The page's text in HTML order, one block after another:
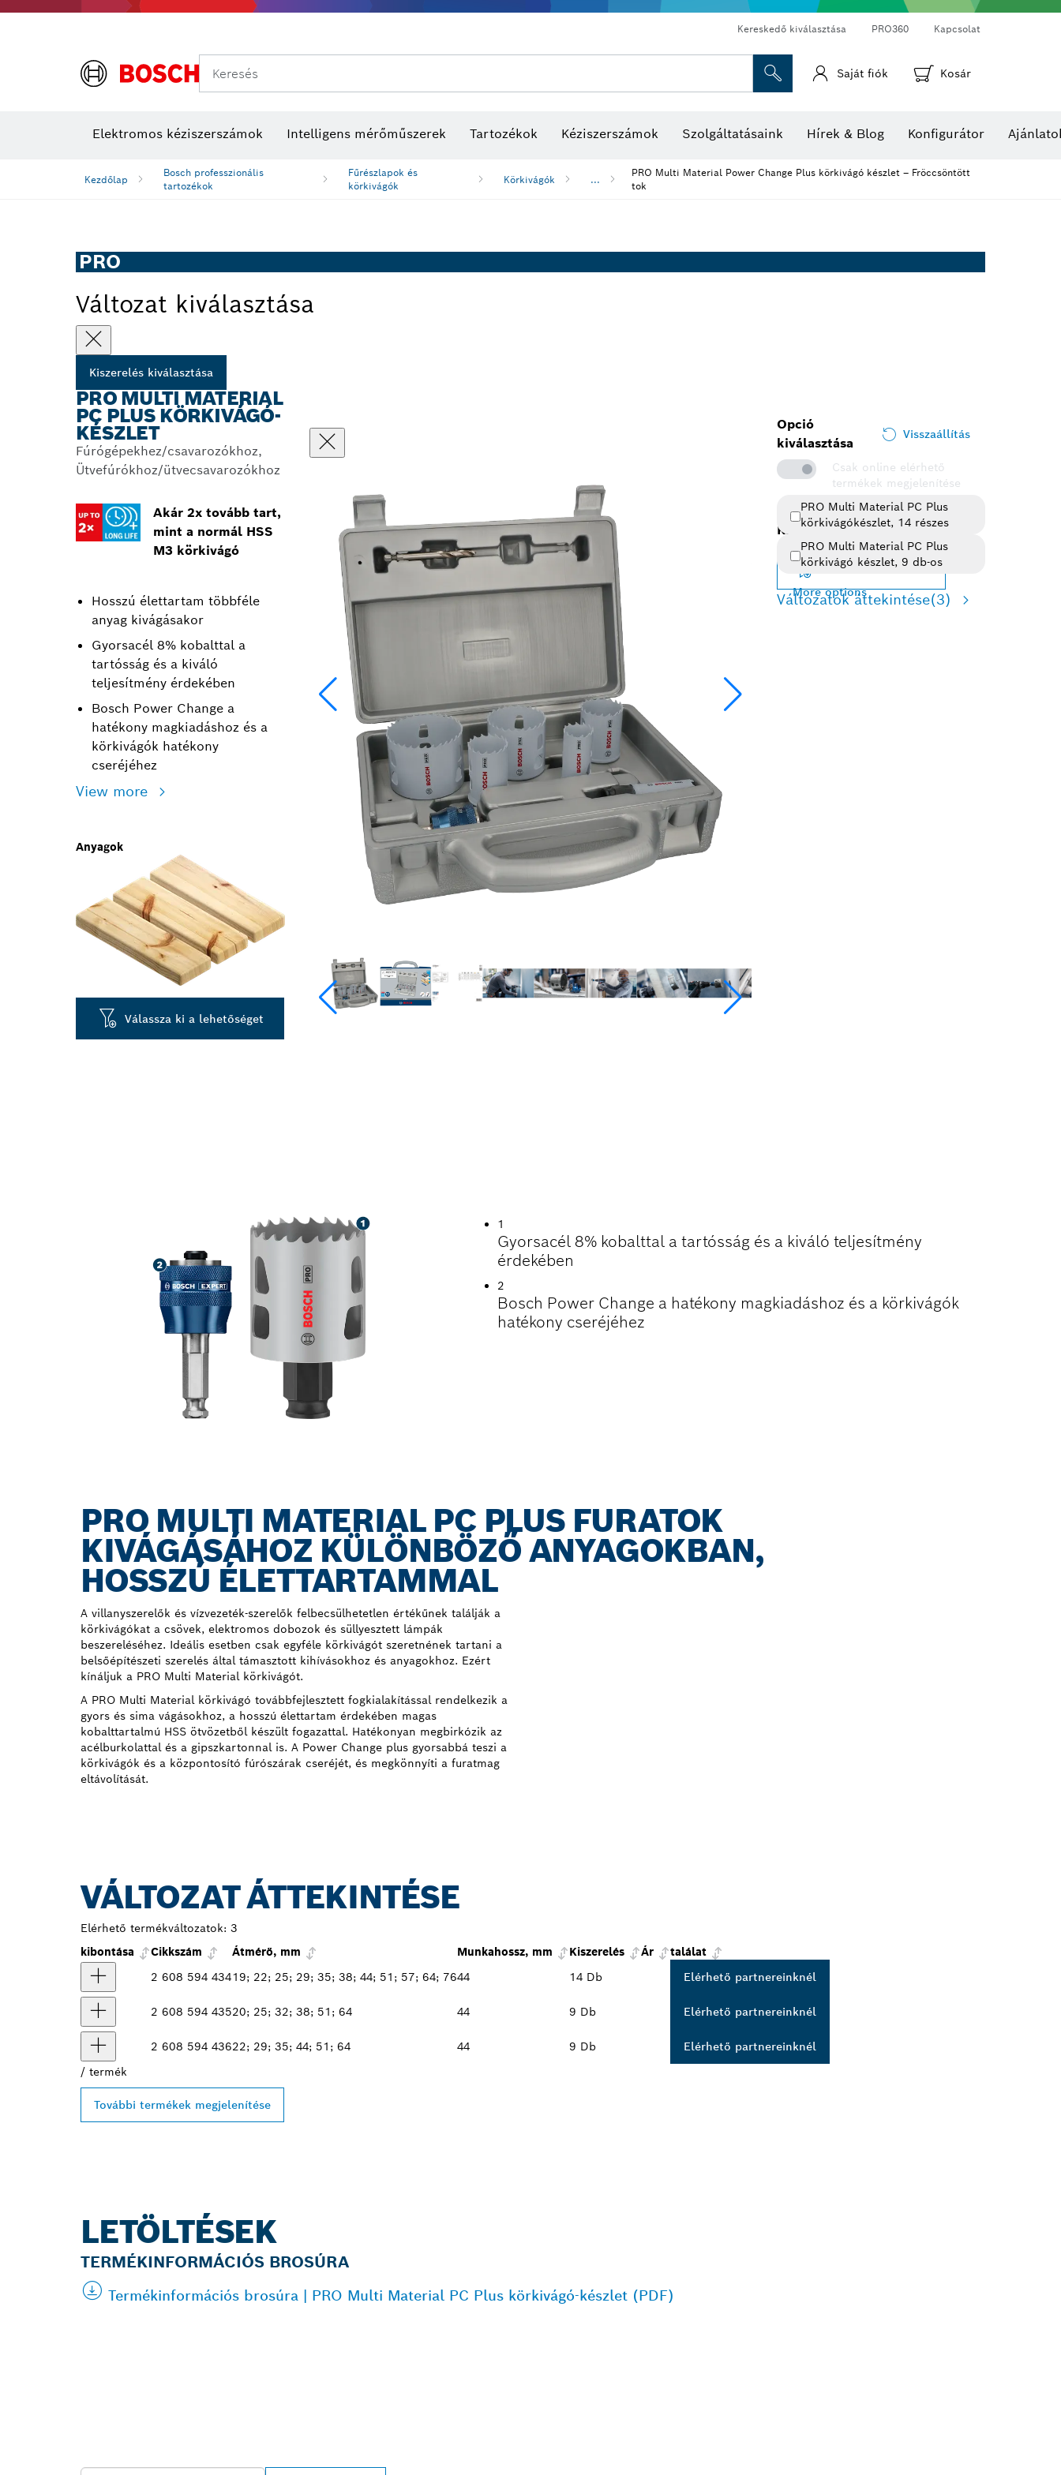
Kereskedő kiválasztása PRO360 Kapcsolat
Keresés Saját fiók Kosár
Elektromos kéziszerszámok Intelligens mérőműszerek Tartozékok Kéziszerszámok Szolgáltatásaink Hírek & Blog Konfigurátor
Kezdőlap
Bosch professzionális
tartozékok
Fűrészlapok és
körkivágók
Körkivágók ...
PRO Multi Material Power Change Plus körkivágó készlet – Fröccsöntött
tok
PRO
Változat kiválasztása
Kiszerelés kiválasztása
PRO MULTI MATERIAL
PC PLUS KÖRKIVÁGÓ-
KÉSZLET
Fúrógépekhez/csavarozókhoz,
Ütvefúrókhoz/ütvecsavarozókhoz
Akár 2x tovább tart,
mint a normál HSS
M3 körkivágó
Hosszú élettartam többféle
anyag kivágásakor
Gyorsacél 8% kobalttal a
tartósság és a kiváló
teljesítmény érdekében
Bosch Power Change a
hatékony magkiadáshoz és a
körkivágók hatékony
cseréjéhez
View more
Anyagok
Válassza ki a lehetőséget
Opció
kiválasztása
Visszaállítás
Csak online elérhető
termékek megjelenítése
PRO Multi Material PC Plus
körkivágókészlet, 14 részes
PRO Multi Material PC Plus
körkivágó készlet, 9 db-os
More options
Kiválasztott változat
Változat módosítása
Változatok áttekintése(3)
1
Gyorsacél 8% kobalttal a tartósság és a kiváló teljesítmény
érdekében
2
Bosch Power Change a hatékony magkiadáshoz és a körkivágók
hatékony cseréjéhez
PRO MULTI MATERIAL PC PLUS FURATOK
KIVÁGÁSÁHOZ KÜLÖNBÖZŐ ANYAGOKBAN,
HOSSZÚ ÉLETTARTAMMAL
A villanyszerelők és vízvezeték-szerelők felbecsülhetetlen értékűnek találják a
körkivágókat a csövek, elektromos dobozok és süllyesztett lámpák
beszereléséhez. Ideális esetben csak egyféle körkivágót szeretnének tartani a
belsőépítészeti szerelés által támasztott kihívásokhoz és anyagokhoz. Ezért
kínáljuk a PRO Multi Material körkivágót.
A PRO Multi Material körkivágó továbbfejlesztett fogkialakítással rendelkezik a
gyors és sima vágásokhoz, a hosszú élettartam érdekében magas
kobalttartalmú HSS ötvözetből készült fogazattal. Hatékonyan megbirkózik az
acélburkolattal és a gipszkartonnal is. A Power Change plus gyorsabbá teszi a
körkivágók és a központosító fúrószárak cseréjét, és megkönnyíti a furatmag
eltávolítását.
VÁLTOZAT ÁTTEKINTÉSE
Elérhető termékváltozatok: 3
kibontása
Cikkszám Átmérő, mm Munkahossz, mm Kiszerelés Ár
találat
2 608 594 43419; 22; 25; 29; 35; 38; 44; 51; 57; 64; 7644 14 Db Elérhető partnereinknél
2 608 594 43520; 25; 32; 38; 51; 64 44 9 Db Elérhető partnereinknél
2 608 594 43622; 29; 35; 44; 51; 64 44 9 Db
Elérhető partnereinknél
/ termék
További termékek megjelenítése
LETÖLTÉSEK
TERMÉKINFORMÁCIÓS BROSÚRA
Termékinformációs brosúra | PRO Multi Material PC Plus körkivágó-készlet (PDF)